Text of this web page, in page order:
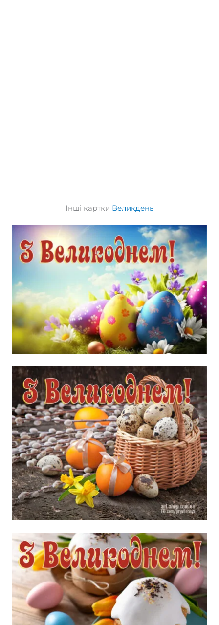
Інші картки Великдень